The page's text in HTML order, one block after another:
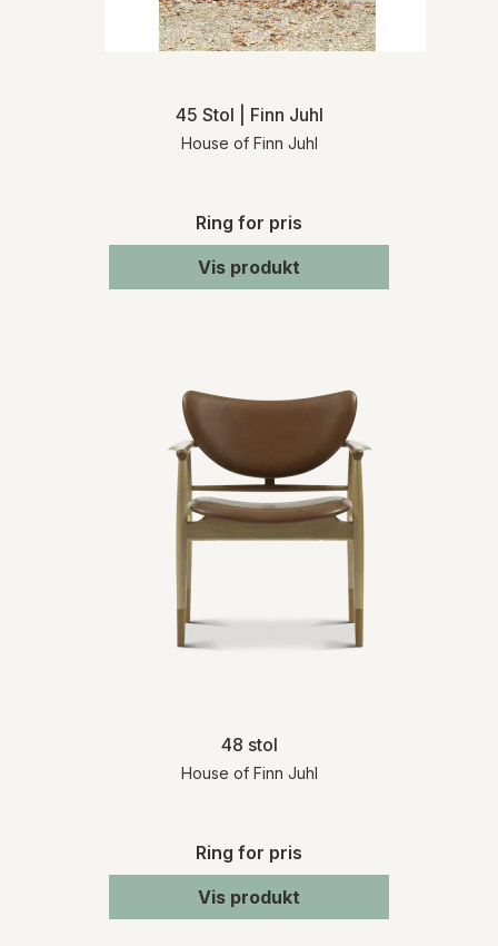
45 Stol | Finn Juhl
House of Finn Juhl
Ring for pris
Vis produkt
48 stol
House of Finn Juhl
Ring for pris
Vis produkt